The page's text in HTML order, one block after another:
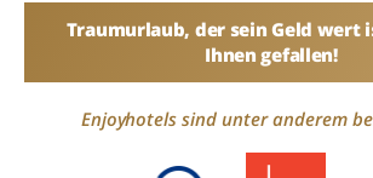
Traumurlaub, der sein Geld wert
Ihnen gefallen!
Enjoyhotels sind unter anderem